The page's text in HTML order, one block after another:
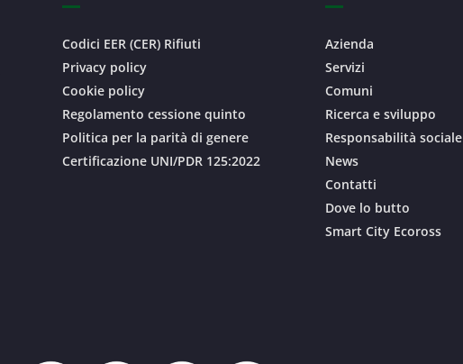
Codici EER (CER) Rifiuti
Privacy policy
Cookie policy
Regolamento cessione quinto
Politica per la parità di genere
Certificazione UNI/PDR 125:2022
Azienda
Servizi
Comuni
Ricerca e sviluppo
Responsabilità sociale
News
Contatti
Dove lo butto
Smart City Ecoross